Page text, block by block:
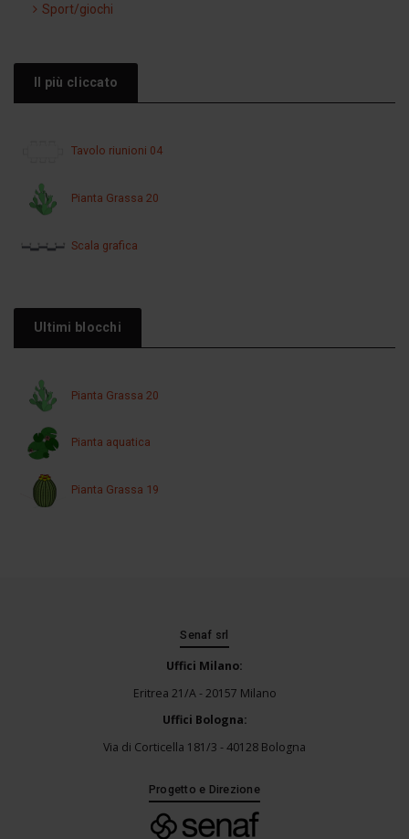
Sport/giochi
Il più cliccato
Tavolo riunioni 04
Pianta Grassa 20
Scala grafica
Ultimi blocchi
Pianta Grassa 20
Pianta aquatica
Pianta Grassa 19
Senaf srl
Uffici Milano:
Eritrea 21/A - 20157 Milano
Uffici Bologna:
Via di Corticella 181/3 - 40128 Bologna
Progetto e Direzione